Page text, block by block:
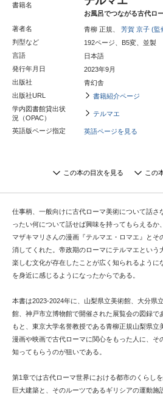
書籍名
お風呂でつながる古代ロ
著者名 青柳 正規、 芳賀 京子 (監
判型など
192ページ、B5変、並製
言語
日本語
発行年月日
2023年9月
出版社
青幻舎
出版社URL
書籍紹介ページ
学内図書館貸出状
況（OPAC）
テルマエ
英語版ページ指定 英語ページを見る
この本の目次を見る この
仕事柄、一般向けに古代ローマ美術について話さ
ったい何について話せば興味を持ってもらえるか
マザキマリさんの漫画『テルマエ・ロマエ』とそ
消してくれた。帝政期のローマにテルマエという
楽しむ文化が存在したことが広く知られるように
を身近に感じるようになったからである。
本書は2023-2024年に、山梨県立美術館、大分県
館、神戸市立博物館で開催された展覧会の図録で
もと、東京大学名誉教授である青柳正規山梨県立
漫画や映画で古代ローマに関心をもった人に、そ
知ってもらうのが狙いである。
第1章では古代ローマ世界における都市のくらし
巨大建築と、そのルーツであるギリシアの運動施